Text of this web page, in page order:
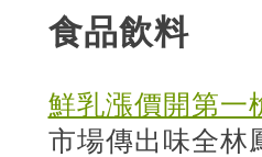
食品飲料
鮮乳漲價開第一
市場傳出味全林